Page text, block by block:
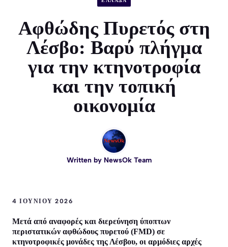
Αφθώδης Πυρετός στη
Λέσβο: Βαρύ πλήγμα
για την κτηνοτροφία
και την τοπική
οικονομία
Written by NewsOk Team
4 ΙΟΥΝΊΟΥ 2026
Μετά από αναφορές και διερεύνηση ύποπτων
περιστατικών αφθώδους πυρετού (FMD) σε
κτηνοτροφικές μονάδες της Λέσβου, οι αρμόδιες αρχές